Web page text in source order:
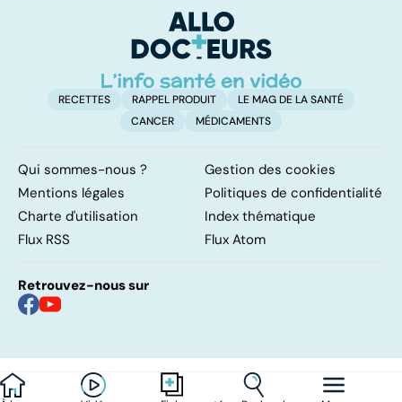
protéines ?
RECETTES RAPPEL PRODUIT
LE MAG DE LA SANTÉ
CANCER
MÉDICAMENTS
Qui sommes-nous ?
Gestion des cookies
Mentions légales
Politiques de confidentialité
Charte d'utilisation
Index thématique
Flux RSS
Flux Atom
Retrouvez-nous sur